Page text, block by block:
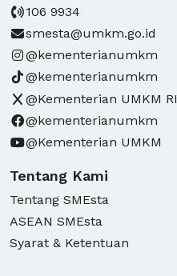
106 9934
smesta@umkm.go.id
@kementerianumkm
@kementerianumkm
@Kementerian UMKM RI
@kementerianumkm
@Kementerian UMKM
Tentang Kami
Tentang SMEsta
ASEAN SMEsta
Syarat & Ketentuan